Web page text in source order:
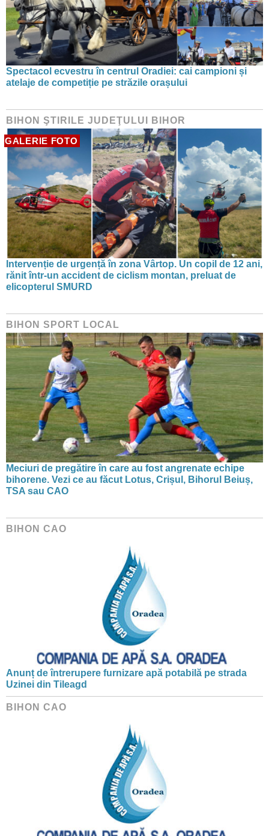
Spectacol ecvestru în centrul Oradiei: cai campioni și
atelaje de competiție pe străzile orașului
BIHON ŞTIRILE JUDEŢULUI BIHOR
GALERIE FOTO
Intervenție de urgență în zona Vârtop. Un copil de 12 ani,
rănit într-un accident de ciclism montan, preluat de
elicopterul SMURD
BIHON SPORT LOCAL
Meciuri de pregătire în care au fost angrenate echipe
bihorene. Vezi ce au făcut Lotus, Crișul, Bihorul Beiuș,
TSA sau CAO
BIHON CAO
Anunț de întrerupere furnizare apă potabilă pe strada
Uzinei din Tileagd
BIHON CAO